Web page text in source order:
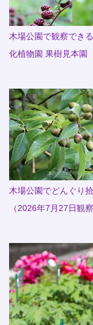
木場公園で観察でき
化植物園 果樹見本園
木場公園でどんぐり
（2026年7月27日観察